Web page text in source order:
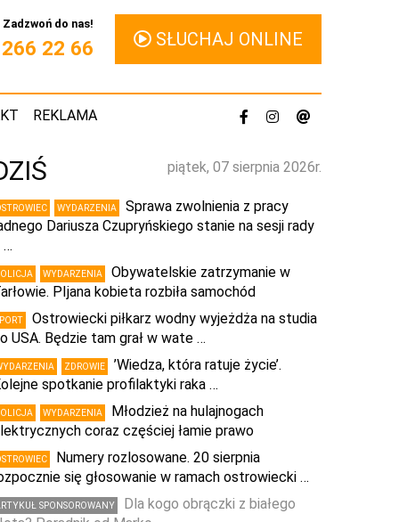
Zadzwoń do nas!
22 66 SŁUCHAJ ONLINE
REKLAMA
piątek, 07 sierpnia 2026r.
WYDARZENIA
Sprawa zwolnienia z pracy
Dariusza Czupryńskiego stanie na sesji rady
…
WYDARZENIA
Obywatelskie zatrzymanie w
PIjana kobieta rozbiła samochód
Ostrowiecki piłkarz wodny wyjeżdża na studia
USA. Będzie tam grał w wate …
ZDROWIE
’Wiedza, która ratuje życie’.
spotkanie profilaktyki raka …
WYDARZENIA
Młodzież na hulajnogach
coraz częściej łamie prawo
Numery rozlosowane. 20 sierpnia
się głosowanie w ramach ostrowiecki …
SPONSOROWANY
Dla kogo obrączki z białego